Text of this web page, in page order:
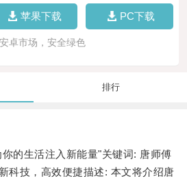
苹果下载 PC下载
安卓市场，安全绿色
排行
生活注入新能量"关键词: 唐师傅
科技，高效便捷描述: 本文将介绍唐